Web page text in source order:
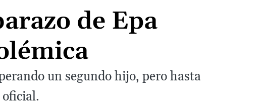
de Epa
un segundo hijo, pero hasta